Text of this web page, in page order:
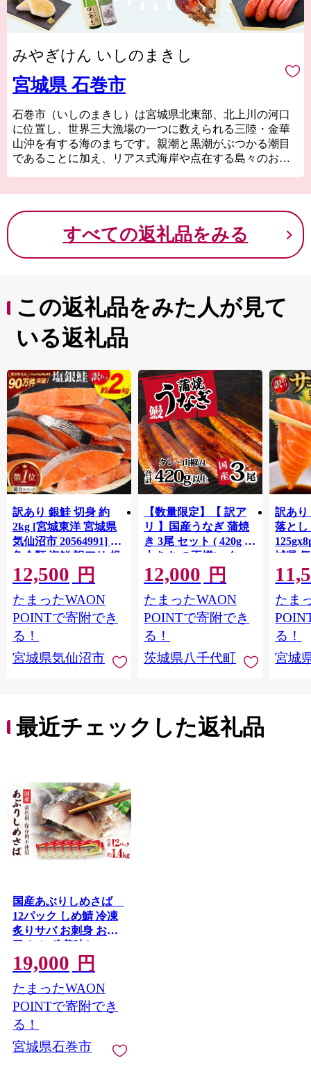
みやぎけん いしのまきし
宮城県 石巻市
石巻市（いしのまきし）は宮城県北東部、北上川の河口
に位置し、世界三大漁場の一つに数えられる三陸・金華
山沖を有する海のまちです。親潮と黒潮がぶつかる潮目
であることに加え、リアス式海岸や点在する島々のおか
広い土地の中には山・川・海・島なども揃い、自然の中
でアウトドアなどを満喫できます。
また、サン・ファン館、齋藤氏庭園、金華山の黄金山神
ラクターが並ぶなど、文化のまちとしての側面も併せ持
っています。
東日本大震災では壊滅的な被害を受けましたが、全国の
した。
震災を乗り越えた事業者の方々の返礼品を通して、現在
の石巻市の魅力をお伝えします。
すべての返礼品をみる
この返礼品をみた人が見て
いる返礼品
訳あり 銀鮭 切身 約
2kg [宮城東洋 宮城県
気仙沼市 20564991] 鮭
魚介類 海鮮 訳アリ 規
格外 不揃い さけ サケ
鮭切身 シャケ 切り身
冷凍 家庭用 おかず 弁
当 支援 サーモン 銀鮭
切り身 魚 わけあり
12,500 円
たまったWAON
POINTで寄附でき
る！
宮城県気仙沼市
【数量限定】【 訳ア
リ 】国産うなぎ 蒲焼
き 3尾 セット ( 420g )
大きさ の不揃い タ
レ・山椒付き ウナギ
鰻 ふぞろい 不揃い う
な重 ひつまぶし 人気
茨城 八千代町 ふるさ
と納税 冷凍 [SF951ya]
12,000 円
たまったWAON
POINTで寄附でき
る！
茨城県八千代町
訳あり
落とし
城県
お刺し
生 生
鮭 銀
介
たま
る！
宮城
最近チェックした返礼品
国産あぶりしめさば
12パック しめ鯖 冷凍
炙りサバ お刺身 お寿
司 おかず 美味しい
19,000 円
たまったWAON
POINTで寄附でき
る！
宮城県石巻市